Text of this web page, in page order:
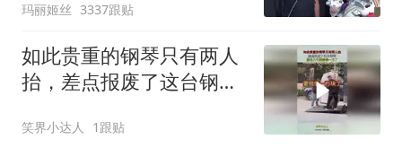
玛丽姬丝 3337跟贴
如此贵重的钢琴只有两人
抬，差点报废了这台钢
了
笑界小达人 1跟贴